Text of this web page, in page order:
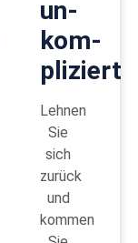
un­
kom­
pliziert
Lehnen
Sie
sich
zurück
und
kommen